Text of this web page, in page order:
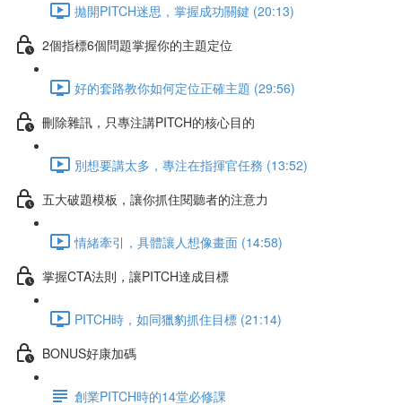
拋開PITCH迷思，掌握成功關鍵 (20:13)
2個指標6個問題掌握你的主題定位
好的套路教你如何定位正確主題 (29:56)
刪除雜訊，只專注講PITCH的核心目的
別想要講太多，專注在指揮官任務 (13:52)
五大破題模板，讓你抓住閱聽者的注意力
情緒牽引，具體讓人想像畫面 (14:58)
掌握CTA法則，讓PITCH達成目標
PITCH時，如同獵豹抓住目標 (21:14)
BONUS好康加碼
創業PITCH時的14堂必修課